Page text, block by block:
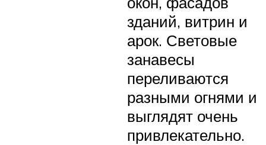
зданий, витрин и
арок. Световые
занавесы
переливаются
разными огнями и
выглядят очень
привлекательно.